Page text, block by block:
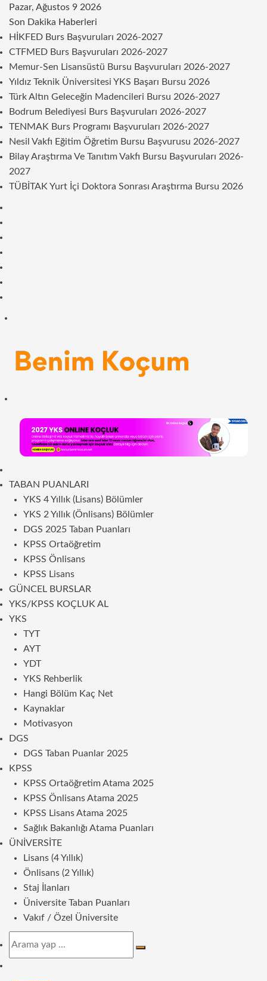
Pazar, Ağustos 9 2026
Son Dakika Haberleri
HİKFED Burs Başvuruları 2026-2027
CTFMED Burs Başvuruları 2026-2027
Memur-Sen Lisansüstü Bursu Başvuruları 2026-2027
Yıldız Teknik Üniversitesi YKS Başarı Bursu 2026
Türk Altın Geleceğin Madencileri Bursu 2026-2027
Bodrum Belediyesi Burs Başvuruları 2026-2027
TENMAK Burs Programı Başvuruları 2026-2027
Nesil Vakfı Eğitim Öğretim Bursu Başvurusu 2026-2027
Bilay Araştırma Ve Tanıtım Vakfı Bursu Başvuruları 2026-
2027
TÜBİTAK Yurt İçi Doktora Sonrası Araştırma Bursu 2026
TABAN PUANLARI
YKS 4 Yıllık (Lisans) Bölümler
YKS 2 Yıllık (Önlisans) Bölümler
DGS 2025 Taban Puanları
KPSS Ortaöğretim
KPSS Önlisans
KPSS Lisans
GÜNCEL BURSLAR
YKS/KPSS KOÇLUK AL
YKS
TYT
AYT
YDT
YKS Rehberlik
Hangi Bölüm Kaç Net
Kaynaklar
Motivasyon
DGS
DGS Taban Puanlar 2025
KPSS
KPSS Ortaöğretim Atama 2025
KPSS Önlisans Atama 2025
KPSS Lisans Atama 2025
Sağlık Bakanlığı Atama Puanları
ÜNIVERSITE
Lisans (4 Yıllık)
Önlisans (2 Yıllık)
Staj İlanları
Üniversite Taban Puanları
Vakıf / Özel Üniversite
Arama